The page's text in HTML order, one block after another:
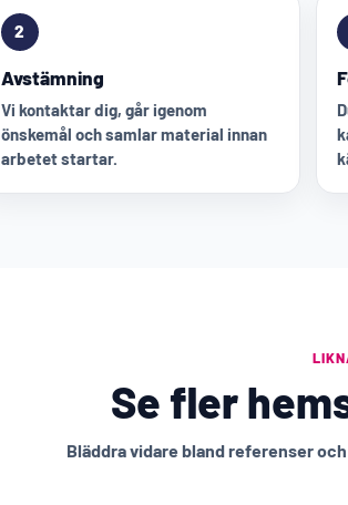
2
Avstämning
Vi kontaktar dig, går igenom
önskemål och samlar material innan
arbetet startar.
Se fler
Bläddra vidare bland referenser